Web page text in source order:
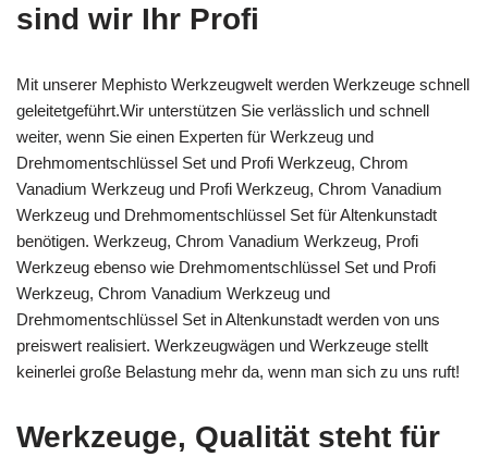
sind wir Ihr Profi
Mit unserer Mephisto Werkzeugwelt werden Werkzeuge schnell
geleitetgeführt.Wir unterstützen Sie verlässlich und schnell
weiter, wenn Sie einen Experten für Werkzeug und
Drehmomentschlüssel Set und Profi Werkzeug, Chrom
Vanadium Werkzeug und Profi Werkzeug, Chrom Vanadium
Werkzeug und Drehmomentschlüssel Set für Altenkunstadt
benötigen. Werkzeug, Chrom Vanadium Werkzeug, Profi
Werkzeug ebenso wie Drehmomentschlüssel Set und Profi
Werkzeug, Chrom Vanadium Werkzeug und
Drehmomentschlüssel Set in Altenkunstadt werden von uns
preiswert realisiert. Werkzeugwägen und Werkzeuge stellt
keinerlei große Belastung mehr da, wenn man sich zu uns ruft!
Werkzeuge, Qualität steht für